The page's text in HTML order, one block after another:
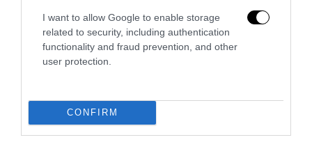
I want to allow Google to enable storage
related to security, including authentication
functionality and fraud prevention, and other
user protection.
CONFIRM
La sinistra è così serva delle toghe da odiare persino il